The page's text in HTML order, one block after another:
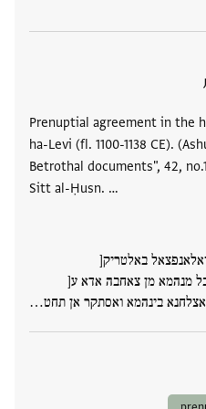
Prenuptial agreement in the
ha-Levi (fl. 1100-1138 CE).
Betrothal documents", 42,
Sitt al-Ḥusn. …
באלטריק[
מנהמא מן צאחבה אדא ע[
בינהמא ואסתקר אן תחט…